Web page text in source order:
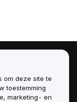
om deze site te
toestemming
marketing- en